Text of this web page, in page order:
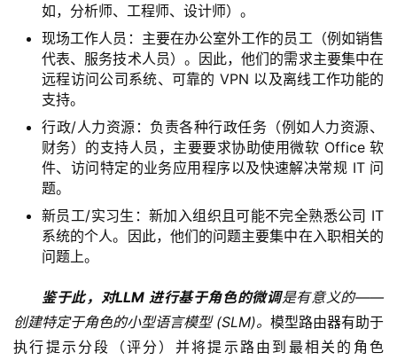
如，分析师、工程师、设计师）。
现场工作人员：主要在办公室外工作的员工（例如销售
代表、服务技术人员）。因此，他们的需求主要集中在
远程访问公司系统、可靠的 VPN 以及离线工作功能的
支持。
行政/人力资源：负责各种行政任务（例如人力资源、
财务）的支持人员，主要要求协助使用微软 Office 软
件、访问特定的业务应用程序以及快速解决常规 IT 问
题。
新员工/实习生：新加入组织且可能不完全熟悉公司 IT
系统的个人。因此，他们的问题主要集中在入职相关的
问题上。
鉴于此，对LLM 进行基于角色的微调是有意义的——
创建特定于角色的小型语言模型 (SLM)。 模型路由器有助于
执行提示分段（评分）并将提示路由到最相关的角色